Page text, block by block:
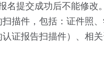
名提交成功后不能修
描件，包括：证件照
证报告扫描件）、相